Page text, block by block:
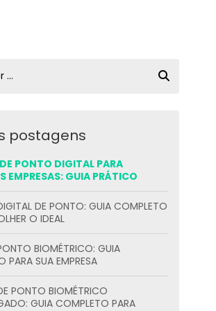
postagens
EMPRESAS: GUIA PRÁTICO
O IDEAL
PARA SUA EMPRESA
GUIA COMPLETO PARA